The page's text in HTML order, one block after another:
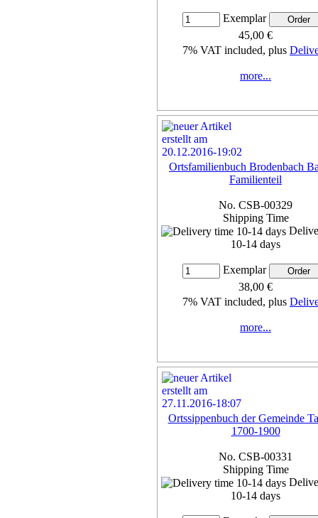
Exemplar
45,00 €
7% VAT included, plus
more...
Ortsfamilienbuch Brodenbach
Familienteil
No. CSB-00329
Shipping Time
10-14 days
Exemplar
38,00 €
7% VAT included, plus
more...
Ortssippenbuch der Gemeinde
1700-1900
No. CSB-00331
Shipping Time
10-14 days